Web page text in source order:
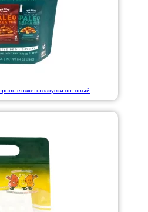
пакеты закуски оптовый